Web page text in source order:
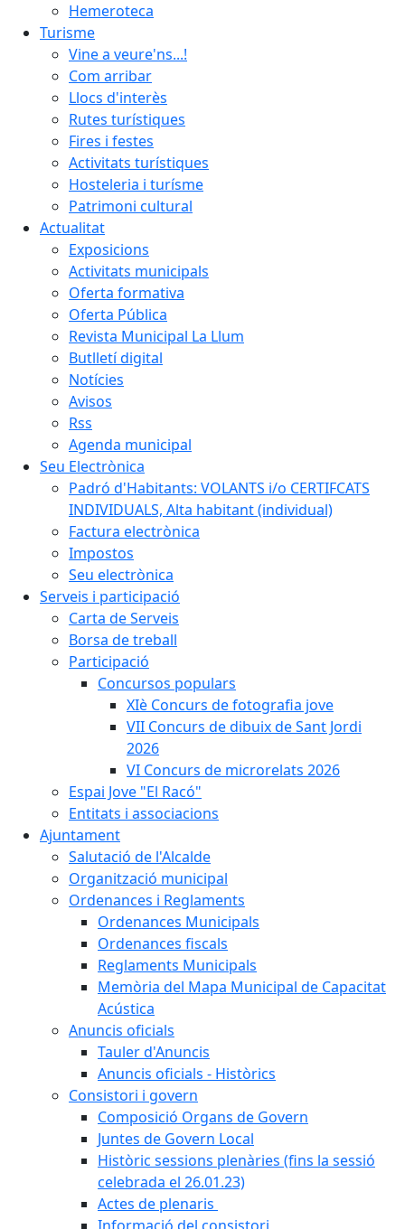
Hemeroteca
Turisme
Vine a veure'ns...!
Com arribar
Llocs d'interès
Rutes turístiques
Fires i festes
Activitats turístiques
Hosteleria i turísme
Patrimoni cultural
Actualitat
Exposicions
Activitats municipals
Oferta formativa
Oferta Pública
Revista Municipal La Llum
Butlletí digital
Notícies
Avisos
Rss
Agenda municipal
Seu Electrònica
Padró d'Habitants: VOLANTS i/o CERTIFCATS
INDIVIDUALS, Alta habitant (individual)
Factura electrònica
Impostos
Seu electrònica
Serveis i participació
Carta de Serveis
Borsa de treball
Participació
Concursos populars
XIè Concurs de fotografia jove
VII Concurs de dibuix de Sant Jordi
2026
VI Concurs de microrelats 2026
Espai Jove "El Racó"
Entitats i associacions
Ajuntament
Salutació de l'Alcalde
Organització municipal
Ordenances i Reglaments
Ordenances Municipals
Ordenances fiscals
Reglaments Municipals
Memòria del Mapa Municipal de Capacitat
Acústica
Anuncis oficials
Tauler d'Anuncis
Anuncis oficials - Històrics
Consistori i govern
Composició Organs de Govern
Juntes de Govern Local
Històric sessions plenàries (fins la sessió
celebrada el 26.01.23)
Actes de plenaris